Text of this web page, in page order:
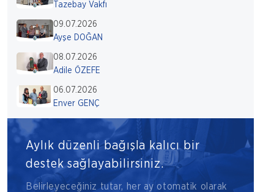
Tazebay Vakfı
09.07.2026
Ayşe DOĞAN
08.07.2026
Adile ÖZEFE
06.07.2026
Enver GENÇ
Aylık düzenli bağışla kalıcı bir
destek sağlayabilirsiniz.
Belirleyeceğiniz tutar, her ay otomatik olarak